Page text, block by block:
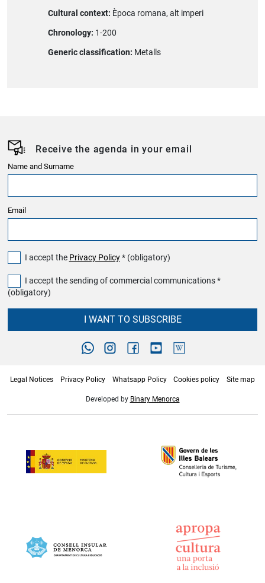
Cultural context: Època romana, alt imperi
Chronology: 1-200
Generic classification: Metalls
Receive the agenda in your email
Name and Surname
Email
I accept the Privacy Policy* (obligatory)
I accept the sending of commercial communications *
(obligatory)
I WANT TO SUBSCRIBE
Legal Notices Privacy Policy Whatsapp Policy Cookies policy Site map
Developed by Binary Menorca